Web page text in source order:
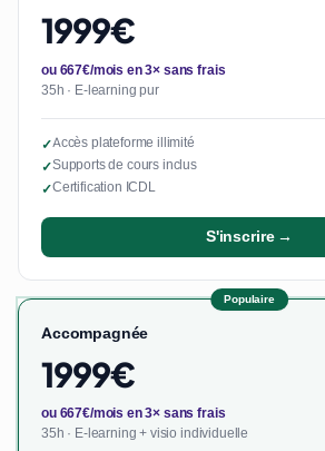
1999€
ou 667€/mois en 3× sans frais
35h · E-learning pur
✓Accès plateforme illimité
✓Supports de cours inclus
✓Certification ICDL
S'inscrire →
Populaire
Accompagnée
1999€
ou 667€/mois en 3× sans frais
35h · E-learning + visio individuelle